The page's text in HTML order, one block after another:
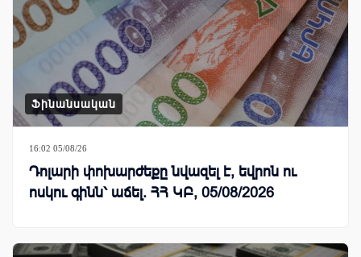
Ֆինանսական
16:02 05/08/26
Դոլարի փոխարժեքը նվազել է, եվրոն ու
ոսկու գինն՝ աճել. ՀՀ ԿԲ, 05/08/2026